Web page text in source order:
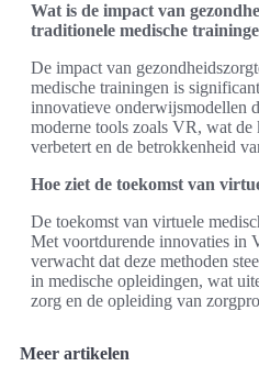
Wat is de impact van
traditionele medische
De impact van
medische trainingen is
innovatieve onderwijsmodellen
moderne tools zoals VR, wat
verbetert en de betrokkenheid
Hoe ziet de toekomst van
De toekomst van virtuele
Met voortdurende innovaties in
verwacht dat deze methoden
in medische opleidingen, wat
zorg en de opleiding van
Meer artikelen